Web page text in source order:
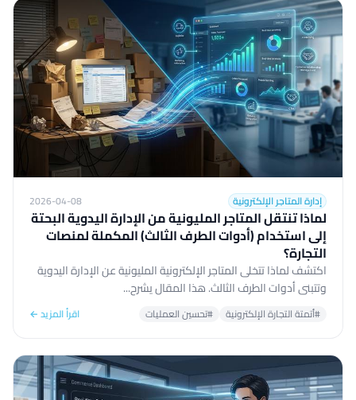
إدارة المتاجر الإلكترونية 2026-04-08
لماذا تنتقل المتاجر المليونية من الإدارة اليدوية البحتة
إلى استخدام (أدوات الطرف الثالث) المكملة لمنصات
التجارة؟
اكتشف لماذا تتخلى المتاجر الإلكترونية المليونية عن الإدارة اليدوية
وتتبنى أدوات الطرف الثالث. هذا المقال يشرح...
#أتمتة التجارة الإلكترونية #تحسين العمليات اقرأ المزيد ←